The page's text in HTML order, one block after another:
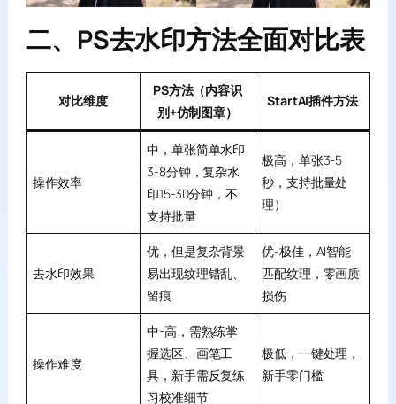
二、PS去水印方法全面对比表
对比维度
PS方法（内容识
别+仿制图章）
StartAI插件方法
操作效率
中，单张简单水印
3-8分钟，复杂水
印15-30分钟，不
支持批量
极高，单张3-5
秒，支持批量处
理）
去水印效果
优，但是复杂背景
易出现纹理错乱、
留痕
优-极佳，AI智能
匹配纹理，零画质
损伤
操作难度
中-高，需熟练掌
握选区、画笔工
具，新手需反复练
习校准细节
极低，一键处理，
新手零门槛